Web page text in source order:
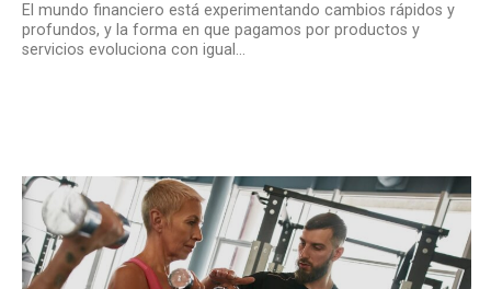
El mundo financiero está experimentando cambios rápidos y
profundos, y la forma en que pagamos por productos y
servicios evoluciona con igual...